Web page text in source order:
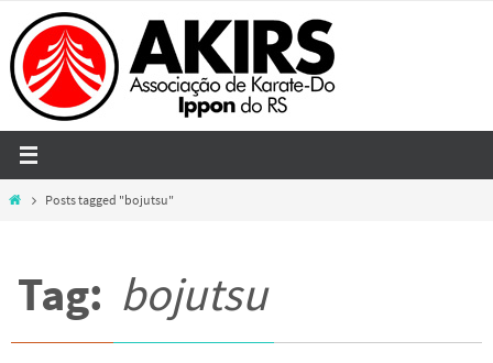
to
content
HomePosts tagged "bojutsu"
Tag: bojutsu